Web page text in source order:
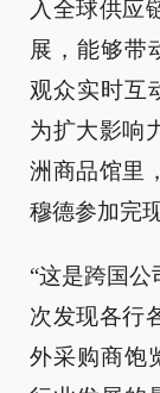
入全球供应
展，能够带
观众实时互
为扩大影响
洲商品馆里
穆德参加完
“这是跨国公
次发现各行
外采购商饱